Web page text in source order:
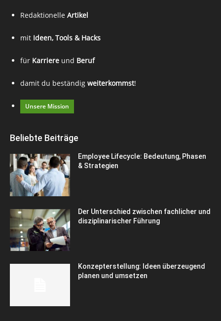
Redaktionelle Artikel
mit Ideen, Tools & Hacks
für Karriere und Beruf
damit du beständig weiterkommst!
Unsere Mission
Beliebte Beiträge
Employee Lifecycle: Bedeutung, Phasen
& Strategien
Der Unterschied zwischen fachlicher und
disziplinarischer Führung
Konzepterstellung: Ideen überzeugend
planen und umsetzen